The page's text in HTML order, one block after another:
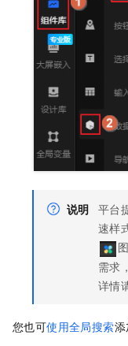
说明 平台
速样
需求
详情
您也可使用全局搜索添